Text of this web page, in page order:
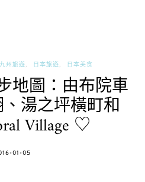
九州旅遊 日本旅遊 日本美食
地圖：由布院車
湯之坪橫町和
Village ♡
01-05